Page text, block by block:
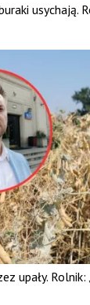
usychają.
upały. Rolnik: